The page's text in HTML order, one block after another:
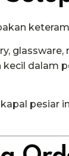
kecil dalam
pesiar